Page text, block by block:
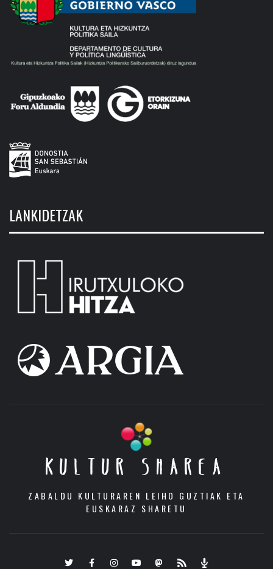
LANKIDETZAK
KULTUR SHAREA
ZABALDU KULTURAREN LEIHO GUZTIAK ETA
EUSKARAZ SHARETU
TwitterFacebookInstagramYoutubeMastodon.eus
RSS Podcast